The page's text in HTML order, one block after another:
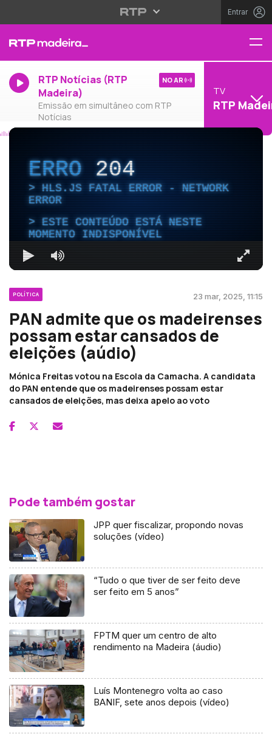
Entrar
RTP Notícias (RTP
Madeira)
Emissão em simultâneo com RTP
Notícias
NO AR
TV
RTP
ERRO204
HLS.JS FATAL ERROR - NETWORK
ERROR
ESTE CONTEÚDO ESTÁ NESTE
MOMENTO INDISPONÍVEL
POLÍTICA 23 mar, 2025, 11:15
PAN admite que os madeirenses
possam estar cansados de
eleições (aúdio)
Mónica Freitas votou na Escola da Camacha. A candidata
do PAN entende que os madeirenses possam estar
cansados de eleições, mas deixa apelo ao voto
Pode também gostar
JPP quer fiscalizar, propondo novas
soluções (vídeo)
“Tudo o que tiver de ser feito deve
ser feito em 5 anos”
FPTM quer um centro de alto
rendimento na Madeira (áudio)
Luís Montenegro volta ao caso
BANIF, sete anos depois (vídeo)